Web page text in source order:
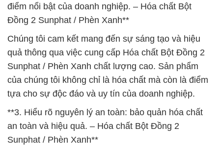
điểm nổi bật của doanh nghiệp. – Hóa chất Bột
Đồng 2 Sunphat / Phèn Xanh**
Chúng tôi cam kết mang đến sự sáng tạo và hiệu
quả thông qua việc cung cấp Hóa chất Bột Đồng 2
Sunphat / Phèn Xanh chất lượng cao. Sản phẩm
của chúng tôi không chỉ là hóa chất mà còn là điểm
tựa cho sự độc đáo và uy tín của doanh nghiệp.
**3. Hiểu rõ nguyên lý an toàn: bảo quản hóa chất
an toàn và hiệu quả. – Hóa chất Bột Đồng 2
Sunphat / Phèn Xanh**